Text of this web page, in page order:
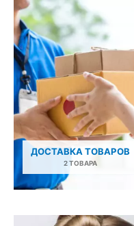
ДОСТАВКА ТОВАРОВ
2 ТОВАРА